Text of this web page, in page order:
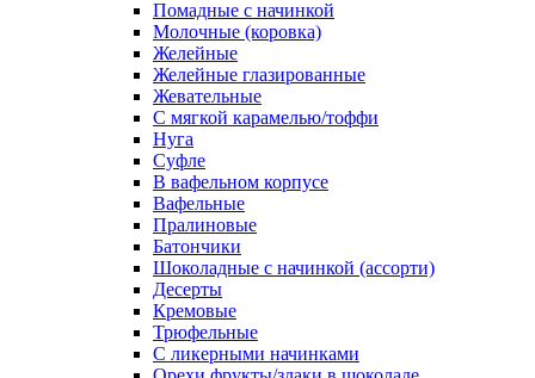
Помадные с начинкой
Молочные (коровка)
Желейные
Желейные глазированные
Жевательные
С мягкой карамелью/тоффи
Нуга
Суфле
В вафельном корпусе
Вафельные
Пралиновые
Батончики
Шоколадные с начинкой (ассорти)
Десерты
Кремовые
Трюфельные
С ликерными начинками